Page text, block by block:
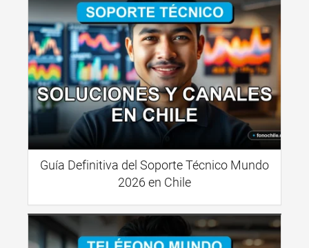
Guía Definitiva del Soporte Técnico Mundo
2026 en Chile